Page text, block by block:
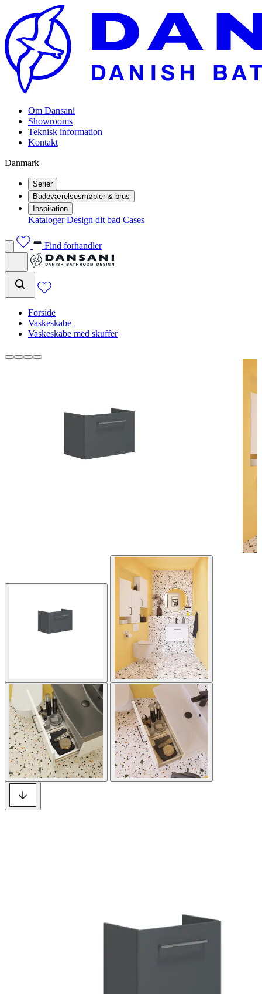
Om Dansani
Showrooms
Teknisk information
Kontakt
Danmark
Serier
Badeværelsesmøbler & brus
Inspiration
Kataloger Design dit bad Cases
Find forhandler
Forside
Vaskeskabe
Vaskeskabe med skuffer